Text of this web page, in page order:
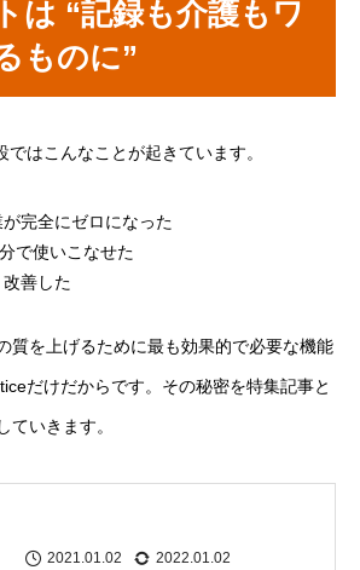
は “記録も介護もワ
ものに”
はこんなことが起きています。
完全にゼロになった
で使いこなせた
善した
質を上げるために最も効果的で必要な機能
だけだからです。その秘密を特集記事と
ていきます。
2021.01.02 2022.01.02